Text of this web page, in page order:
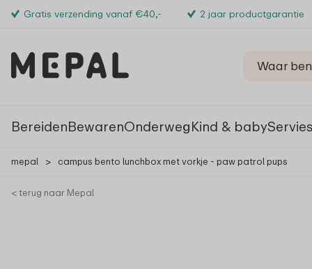
Gratis verzending vanaf €40,- 2 jaar productgarantie
BereidenBewarenOnderwegKind & babyServies
mepal > campus bento lunchbox met vorkje - paw patrol pups
< terug naar Mepal